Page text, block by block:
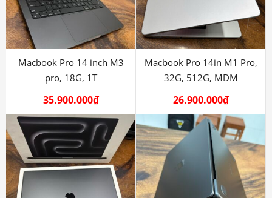
Macbook Pro 14 inch M3
pro, 18G, 1T
35.900.000₫
Macbook Pro 14in M1 Pro,
32G, 512G, MDM
26.900.000₫